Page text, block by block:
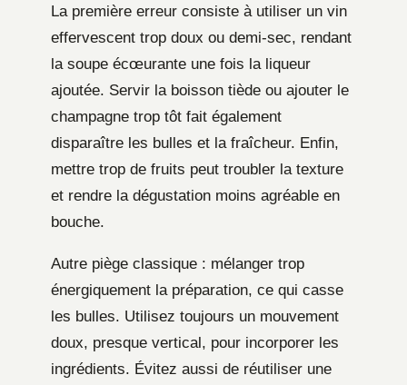
La première erreur consiste à utiliser un vin
effervescent trop doux ou demi-sec, rendant
la soupe écœurante une fois la liqueur
ajoutée. Servir la boisson tiède ou ajouter le
champagne trop tôt fait également
disparaître les bulles et la fraîcheur. Enfin,
mettre trop de fruits peut troubler la texture
et rendre la dégustation moins agréable en
bouche.
Autre piège classique : mélanger trop
énergiquement la préparation, ce qui casse
les bulles. Utilisez toujours un mouvement
doux, presque vertical, pour incorporer les
ingrédients. Évitez aussi de réutiliser une